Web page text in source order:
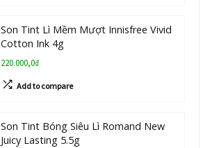
Son Tint Lì Mềm Mượt Innisfree Vivid
Cotton Ink 4g
220.000,0₫
Add to compare
Son Tint Bóng Siêu Lì Romand New
Juicy Lasting 5.5g